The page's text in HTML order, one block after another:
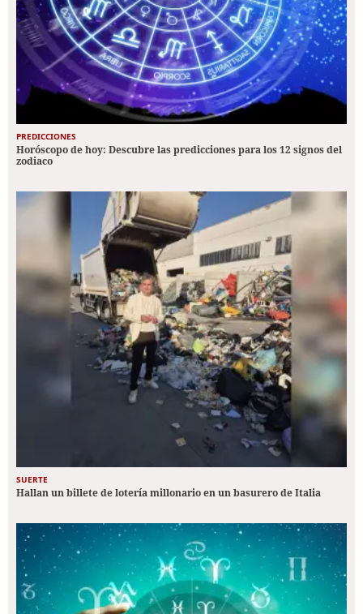
PREDICCIONES
Horóscopo de hoy: Descubre las predicciones para los 12 signos del
zodiaco
SUERTE
Hallan un billete de lotería millonario en un basurero de Italia